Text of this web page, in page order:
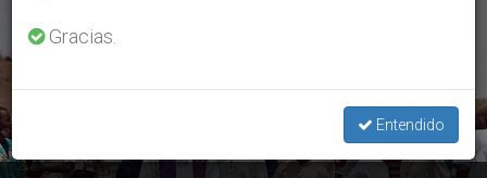
ÚLTIMAS NOTICIAS
Gracias.
Entendido